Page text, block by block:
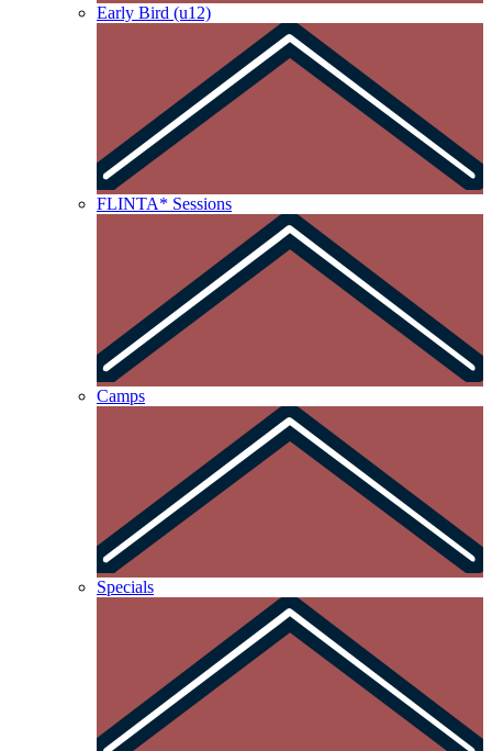
Early Bird (u12)
FLINTA* Sessions
Camps
Specials